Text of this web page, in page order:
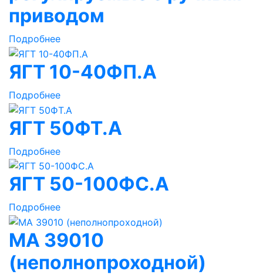
приводом
Подробнее
ЯГТ 10-40ФП.А
Подробнее
ЯГТ 50ФТ.А
Подробнее
ЯГТ 50-100ФС.А
Подробнее
МА 39010
(неполнопроходной)